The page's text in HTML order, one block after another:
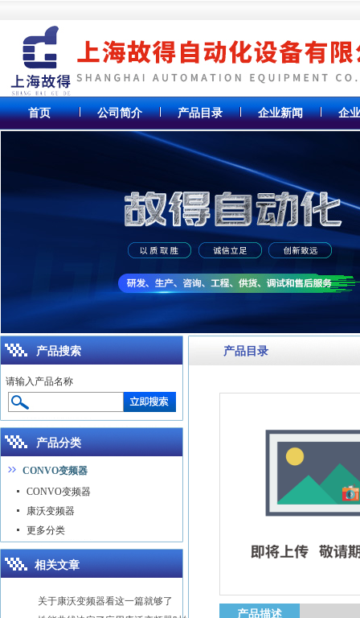
首页 公司简介 产品目录 企业新闻 企
产品目录
产品描述
产品搜索
请输入产品名称
产品分类
CONVO变频器
CONVO变频器
康沃变频器
更多分类
相关文章
关于康沃变频器看这一篇就够了